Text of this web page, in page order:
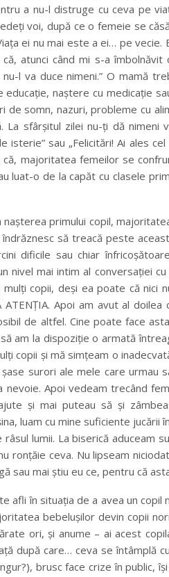
a nu-l distruge cu ceva pe
voi, după ce o femeie se
ei nu mai este a ei… pe
atunci când mi s-a
l va duce nimeni.” O mamă
educaţie, naştere cu medicaţie
de somn, nazuri, probleme cu
La sfârşitul zilei nu-ţi dă nimeni
isterie” sau „Felicitări! Ai ales
că, majoritatea femeilor se
luat-o de la capăt cu clasele
primului copil,
să treacă peste
dificile sau chiar
nivel mai intim al conversaţiei
copii, deşi ea poate că nici
Apoi am avut al doilea
de altfel. Cine poate face
am la dispoziţie o armată
copii şi mă simţeam o
surori ale mele care urmau
Apoi vedeam trecând
şi mai puteau să şi
luam cu mine suficiente jucării
lumii. La biserică aduceam
ronţăie ceva. Nu lipseam
sau mai ştiu eu ce, pentru că
afli în situaţia de a avea un copil
bebeluşilor devin copii
ori, şi anume – ai acest
după care… ceva se întâmplă
brusc face crize în public,